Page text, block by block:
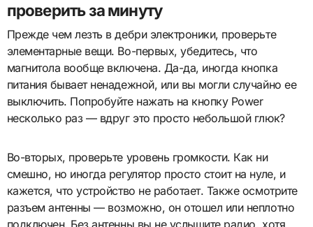
проверить за минуту
Прежде чем лезть в дебри электроники, проверьте
элементарные вещи. Во-первых, убедитесь, что
магнитола вообще включена. Да-да, иногда кнопка
питания бывает ненадежной, или вы могли случайно ее
выключить. Попробуйте нажать на кнопку Power
несколько раз — вдруг это просто небольшой глюк?
Во-вторых, проверьте уровень громкости. Как ни
смешно, но иногда регулятор просто стоит на нуле, и
кажется, что устройство не работает. Также осмотрите
разъем антенны — возможно, он отошел или неплотно
подключен. Без антенны вы не услышите радио, хотя